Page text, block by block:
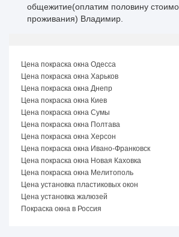
общежитие(оплатим половину
проживания) Владимир.
Цена покраска окна Одесса
Цена покраска окна Харьков
Цена покраска окна Днепр
Цена покраска окна Киев
Цена покраска окна Сумы
Цена покраска окна Полтава
Цена покраска окна Херсон
Цена покраска окна Ивано-Франковск
Цена покраска окна Новая Каховка
Цена покраска окна Мелитополь
Цена установка пластиковых окон
Цена установка жалюзей
Покраска окна в Россия